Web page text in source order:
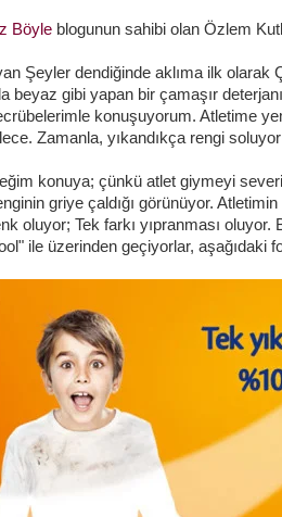
Böyle blogunun sahibi olan Özlem
dendiğinde aklıma ilk olarak
beyaz gibi yapan bir çamaşır
konuşuyorum. Atletime
Zamanla, yıkandıkça rengi
konuya; çünkü atlet giymeyi
griye çaldığı görünüyor.
oluyor; Tek farkı yıpranması
ile üzerinden geçiyorlar, aşağıdaki